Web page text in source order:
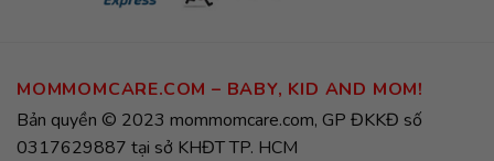
MOMMOMCARE.COM – BABY, KID AND MOM!
Bản quyền © 2023 mommomcare.com, GP ĐKKĐ số
0317629887 tại sở KHĐT TP. HCM